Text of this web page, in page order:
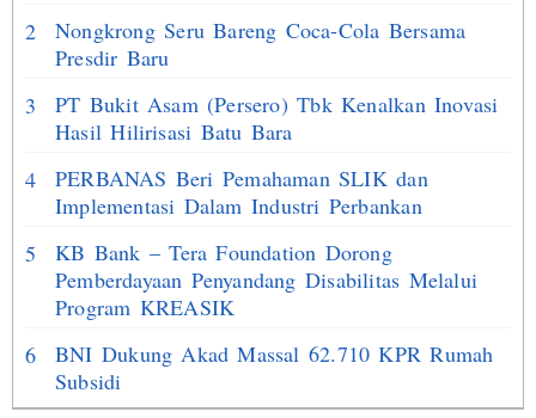
2
Nongkrong Seru Bareng Coca-Cola Bersama
Presdir Baru
3
PT Bukit Asam (Persero) Tbk Kenalkan Inovasi
Hasil Hilirisasi Batu Bara
4
PERBANAS Beri Pemahaman SLIK dan
Implementasi Dalam Industri Perbankan
5
KB Bank – Tera Foundation Dorong
Pemberdayaan Penyandang Disabilitas Melalui
Program KREASIK
6
BNI Dukung Akad Massal 62.710 KPR Rumah
Subsidi